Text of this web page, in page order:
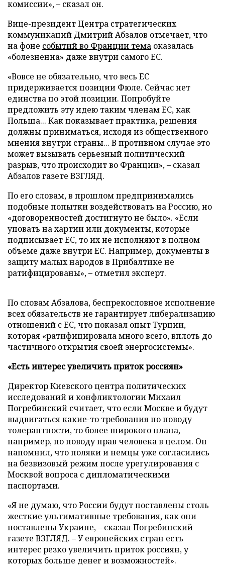
комиссии», – сказал он.
Вице-президент Центра стратегических
коммуникаций Дмитрий Абзалов отмечает, что
на фоне событий во Франции тема оказалась
«болезненна» даже внутри самого ЕС.
«Вовсе не обязательно, что весь ЕС
придерживается позиции Фюле. Сейчас нет
единства по этой позиции. Попробуйте
предложить эту идею таким членам ЕС, как
Польша... Как показывает практика, решения
должны приниматься, исходя из общественного
мнения внутри страны... В противном случае это
может вызывать серьезный политический
разрыв, что происходит во Франции», – сказал
Абзалов газете ВЗГЛЯД.
По его словам, в прошлом предпринимались
подобные попытки воздействовать на Россию, но
«договоренностей достигнуто не было». «Если
уповать на хартии или документы, которые
подписывает ЕС, то их не исполняют в полном
объеме даже внутри ЕС. Например, документы в
защиту малых народов в Прибалтике не
ратифицированы», – отметил эксперт.
По словам Абзалова, беспрекословное исполнение
всех обязательств не гарантирует либерализацию
отношений с ЕС, что показал опыт Турции,
которая «ратифицировала много всего, вплоть до
частичного открытия своей энергосистемы».
«Есть интерес увеличить приток россиян»
Директор Киевского центра политических
исследований и конфликтологии Михаил
Погребинский считает, что если Москве и будут
выдвигаться какие-то требования по поводу
толерантности, то более широкого плана,
например, по поводу прав человека в целом. Он
напомнил, что поляки и немцы уже согласились
на безвизовый режим после урегулирования с
Москвой вопроса с дипломатическими
паспортами.
«Я не думаю, что России будут поставлены столь
жесткие ультимативные требования, как они
поставлены Украине, – сказал Погребинский
газете ВЗГЛЯД. – У европейских стран есть
интерес резко увеличить приток россиян, у
которых больше денег и возможностей».